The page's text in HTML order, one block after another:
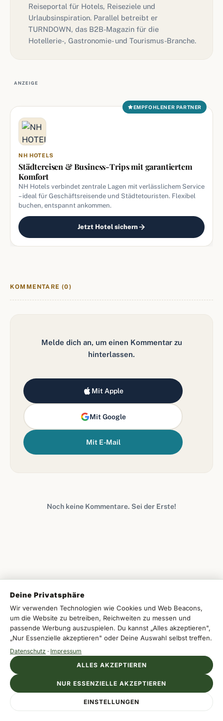
Reiseportal für Hotels, Reiseziele und
Urlaubsinspiration. Parallel betreibt er
TURNDOWN, das B2B-Magazin für die
Hotellerie-, Gastronomie- und Tourismus-Branche.
ANZEIGE
EMPFOHLENER PARTNER
NH HOTELS
Städtereisen & Business-Trips mit garantiertem
Komfort
NH Hotels verbindet zentrale Lagen mit verlässlichem Service
– ideal für Geschäftsreisende und Städtetouristen. Flexibel
buchen, entspannt ankommen.
Jetzt Hotel sichern
KOMMENTARE (0)
Melde dich an, um einen Kommentar zu
hinterlassen.
Mit Apple
Mit Google
Mit E-Mail
Noch keine Kommentare. Sei der Erste!
Auch interessant Alle Gardasee →
GARDASEE
Gargnano am Gardasee: Ruhige
Atmosphäre mit authentischem
Charme
Anzeige
EMAAR ENTERTAINMENT
Freizeiterlebnisse für die ganze Familie
Deine Privatsphäre
Wir verwenden Technologien wie Cookies und Web Beacons,
um die Website zu betreiben, Reichweiten zu messen und
passende Werbung auszuspielen. Du kannst „Alles akzeptieren",
„Nur Essenzielle akzeptieren" oder Deine Auswahl selbst treffen.
Datenschutz · Impressum
EINSTELLUNGEN
NUR ESSENZIELLE AKZEPTIEREN
ALLES AKZEPTIEREN